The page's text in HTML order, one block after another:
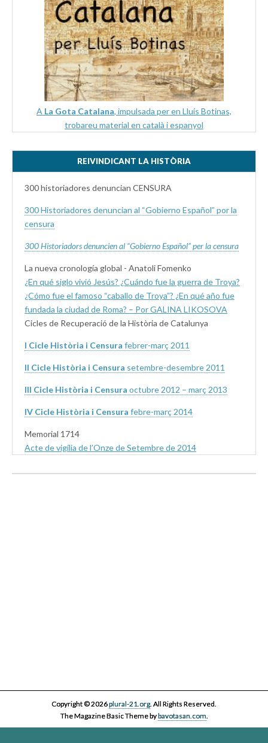
A La Gota Catalana, impulsada per en Lluís Botinas,
trobareu material en català i espanyol
REIVINDICANT LA HISTÒRIA
300 historiadores denuncian CENSURA
300 Historiadores denuncian al “Gobierno Español” por la
censura
300 Historiadors denuncien al “Gobierno Español” per la censura
La nueva cronología global - Anatoli Fomenko
¿En qué siglo vivió Jesús? ¿Cuándo fue la guerra de Troya?
¿Cómo fue el famoso “caballo de Troya”? ¿En qué año fue
fundada la ciudad de Roma? – Por GALINA LIKOSOVA
Cicles de Recuperació de la Història de Catalunya
I Cicle Història i Censura febrer-març 2011
II Cicle Història i Censura setembre-desembre 2011
III Cicle Història i Censura octubre 2012 – març 2013
IV Cicle Història i Censura febre-març 2014
Memorial 1714
Acte de vigília de l’Onze de Setembre de 2014
Copyright © 2026plural-21.org. All Rights Reserved.
The Magazine Basic Theme bybavotasan.com.